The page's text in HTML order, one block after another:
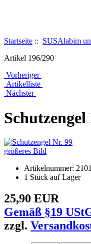
Startseite :: SUSAlabim
Artikel 196/290
Vorheriger
Artikelliste
Nächster
Schutzengel
größeres Bild
Artikelnummer:
1 Stück auf Lager
25,90 EUR
Gemäß §19
zzgl.